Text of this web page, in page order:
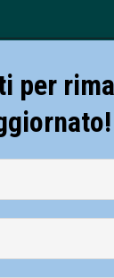
per